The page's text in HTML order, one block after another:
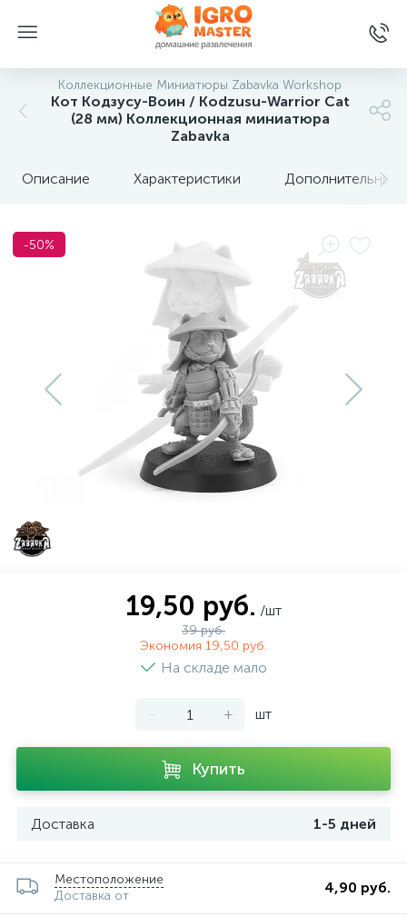
Коллекционные Миниатюры Zabavka Workshop
Кот Кодзусу-Воин / Kodzusu-Warrior Cat
(28 мм) Коллекционная миниатюра
Zabavka
Описание Характеристики Дополнительные
-50%
19,50 руб. /шт
39 руб.
Экономия 19,50 руб.
На складе мало
- + шт
Купить
Доставка 1-5 дней
Местоположение
Доставка от
4,90 руб.